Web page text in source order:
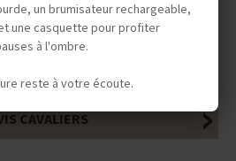
VOTRE VOYAGE
CAVALIERS
un brumisateur rechargeable,
une casquette pour profiter
à l'ombre.
reste à votre écoute.